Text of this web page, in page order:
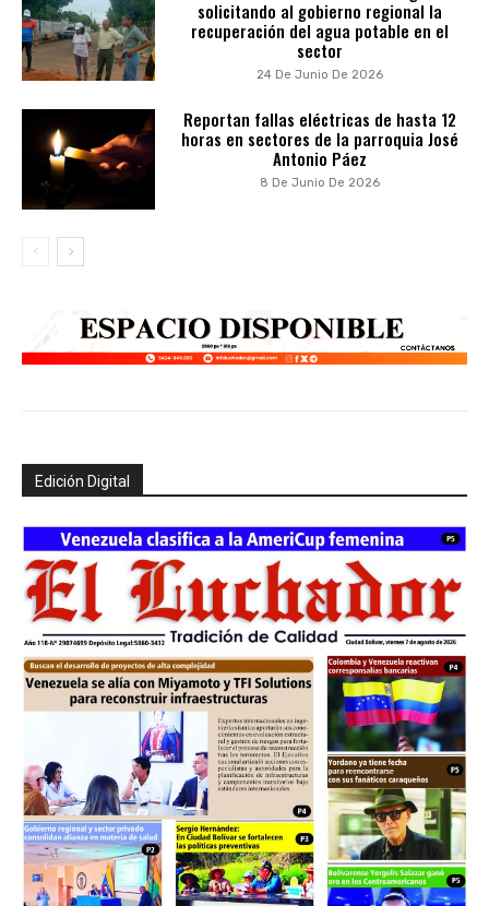
solicitando al gobierno regional la
recuperación del agua potable en el
sector
24 De Junio De 2026
Reportan fallas eléctricas de hasta 12
horas en sectores de la parroquia José
Antonio Páez
8 De Junio De 2026
Edición Digital